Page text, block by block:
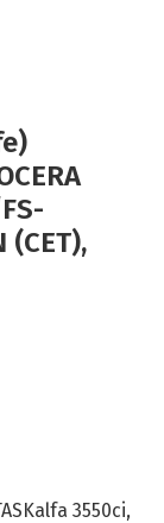
3550ci,